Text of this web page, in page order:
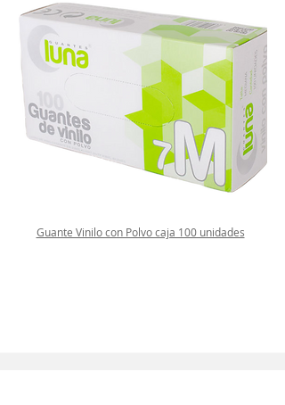
Guante Vinilo con Polvo caja 100 unidades